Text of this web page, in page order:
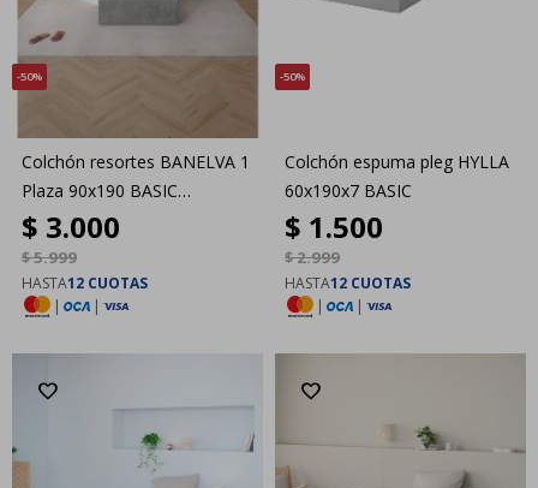
50
Colchón resortes BANELVA 1
Plaza 90x190 BASIC
Intermedio
$ 3.000
$5.999
HASTA12 CUOTAS
|
|
50
Colchón espuma pleg HYLLA
60x190x7 BASIC
$ 1.500
$2.999
HASTA12 CUOTAS
|
|